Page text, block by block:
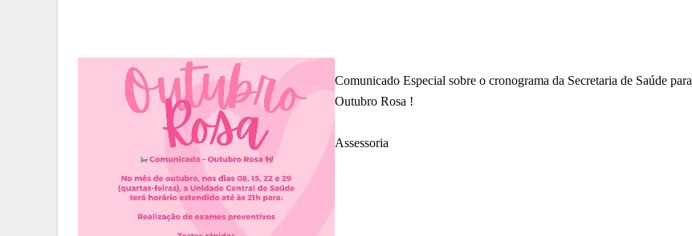
Comunicado Especial sobre o cronograma da Secretaria de Saúde para
Outubro Rosa !
Assessoria